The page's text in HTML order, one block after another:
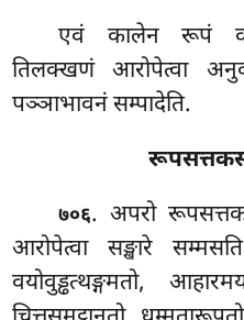
एवं कालेन रूपं
तिलक्खणं आरोपेत्वा
पञ्ञाभावनं सम्पादेति.
७०६. अपरो
आरोपेत्वा सङ्खारे
वयोवुड्ढत्थङ्गमतो,